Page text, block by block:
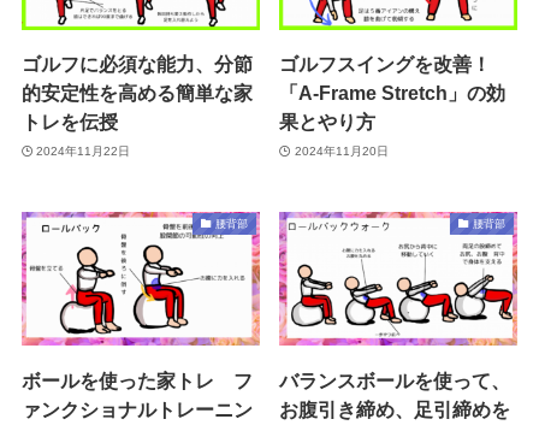
ゴルフに必須な能力、分節
的安定性を高める簡単な家
トレを伝授
2024年11月22日
ゴルフスイングを改善！
「A-Frame Stretch」の効
果とやり方
2024年11月20日
腰背部
ボールを使った家トレ フ
ァンクショナルトレーニン
腰背部
バランスボールを使って、
お腹引き締め、足引締めを